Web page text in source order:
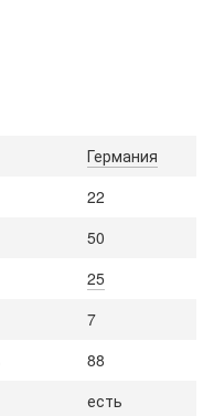
Германия
22
50
25
7
88
есть